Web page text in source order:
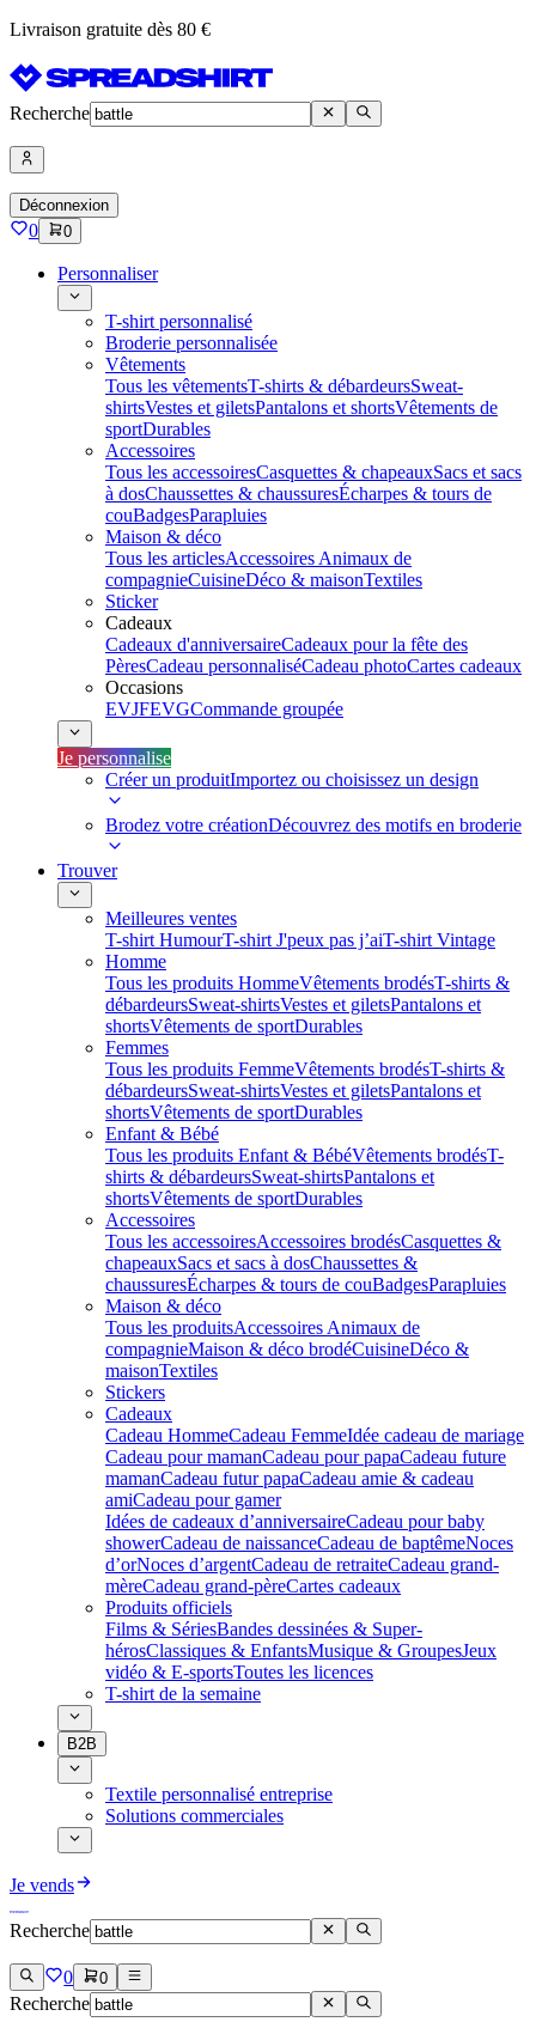
Livraison gratuite dès 80 €
Recherche
Déconnexion
0 0
Personnaliser
T-shirt personnalisé
Broderie personnalisée
Vêtements
Tous les vêtementsT-shirts & débardeursSweat-
shirtsVestes et giletsPantalons et shortsVêtements de
sportDurables
Accessoires
Tous les accessoiresCasquettes & chapeauxSacs et sacs
à dosChaussettes & chaussuresÉcharpes & tours de
couBadgesParapluies
Maison & déco
Tous les articlesAccessoires Animaux de
compagnieCuisineDéco & maisonTextiles
Sticker
Cadeaux
Cadeaux d'anniversaireCadeaux pour la fête des
PèresCadeau personnaliséCadeau photoCartes cadeaux
Occasions
EVJFEVGCommande groupée
Je personnalise
Créer un produitImportez ou choisissez un design
Brodez votre créationDécouvrez des motifs en broderie
Trouver
Meilleures ventes
T-shirt HumourT-shirt J'peux pas j’aiT-shirt Vintage
Homme
Tous les produits HommeVêtements brodésT-shirts &
débardeursSweat-shirtsVestes et giletsPantalons et
shortsVêtements de sportDurables
Femmes
Tous les produits FemmeVêtements brodésT-shirts &
débardeursSweat-shirtsVestes et giletsPantalons et
shortsVêtements de sportDurables
Enfant & Bébé
Tous les produits Enfant & BébéVêtements brodésT-
shirts & débardeursSweat-shirtsPantalons et
shortsVêtements de sportDurables
Accessoires
Tous les accessoiresAccessoires brodésCasquettes &
chapeauxSacs et sacs à dosChaussettes &
chaussuresÉcharpes & tours de couBadgesParapluies
Maison & déco
Tous les produitsAccessoires Animaux de
compagnieMaison & déco brodéCuisineDéco &
maisonTextiles
Stickers
Cadeaux
Cadeau HommeCadeau FemmeIdée cadeau de mariage​
Cadeau pour mamanCadeau pour papaCadeau future
mamanCadeau futur papaCadeau amie & cadeau
amiCadeau pour gamer
Idées de cadeaux d’anniversaireCadeau pour baby
showerCadeau de naissanceCadeau de baptêmeNoces
d’orNoces d’argentCadeau de retraiteCadeau grand-
mèreCadeau grand-pèreCartes cadeaux
Produits officiels
Films & SériesBandes dessinées & Super-
hérosClassiques & EnfantsMusique & GroupesJeux
vidéo & E-sportsToutes les licences
T-shirt de la semaine
B2B
Textile personnalisé entreprise
Solutions commerciales
Je vends
Recherche
0 0
Recherche